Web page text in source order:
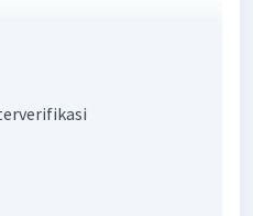
besar dari 1 dan
yaitu 1 dan